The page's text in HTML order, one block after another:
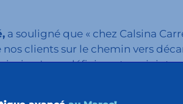
a souligné que « chez Calsina
clients sur le chemin vers
qu'en redéfinissant
pour évoluer vers un avenir
propres. »